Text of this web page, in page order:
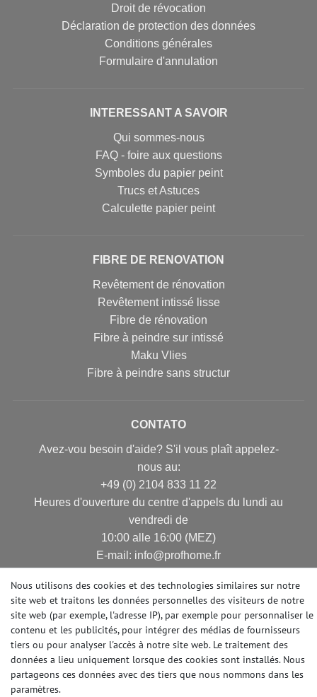
Droit de révocation
Déclaration de protection des données
Conditions générales
Formulaire d'annulation
INTERESSANT A SAVOIR
Qui sommes-nous
FAQ - foire aux questions
Symboles du papier peint
Trucs et Astuces
Calculette papier peint
FIBRE DE RENOVATION
Revêtement de rénovation
Revêtement intissé lisse
Fibre de rénovation
Fibre à peindre sur intissé
Maku Vlies
Fibre à peindre sans structur
CONTATO
Avez-vou besoin d'aide? S'il vous plaît appelez-
nous au:
+49 (0) 2104 833 11 22
Heures d'ouverture du centre d'appels du lundi au
vendredi de
10:00 alle 16:00 (MEZ)
E-mail: info@profhome.fr
MODES DE PAIEMENT
DES MÉDIAS SOCIAUX
Nous utilisons des cookies et des technologies similaires sur notre
site web et traitons les données personnelles des visiteurs de notre
site web (par exemple, l'adresse IP), par exemple pour personnaliser le
contenu et les publicités, pour intégrer des médias de fournisseurs
tiers ou pour analyser l'accès à notre site web. Le traitement des
données a lieu uniquement lorsque des cookies sont installés. Nous
partageons ces données avec des tiers que nous nommons dans les
paramètres.